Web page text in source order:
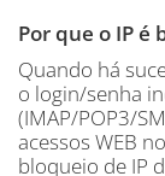
Por que o IP é
Quando há
o login/senha
(IMAP/POP3/
acessos WEB
bloqueio de IP